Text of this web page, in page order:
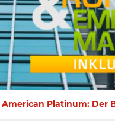
Platinum: Der